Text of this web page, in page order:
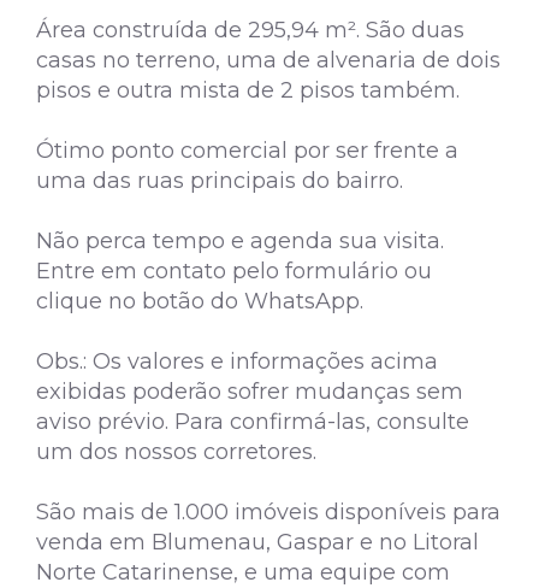
Área construída de 295,94 m². São duas
casas no terreno, uma de alvenaria de dois
pisos e outra mista de 2 pisos também.
Ótimo ponto comercial por ser frente a
uma das ruas principais do bairro.
Não perca tempo e agenda sua visita.
Entre em contato pelo formulário ou
clique no botão do WhatsApp.
Obs.: Os valores e informações acima
exibidas poderão sofrer mudanças sem
aviso prévio. Para confirmá-las, consulte
um dos nossos corretores.
São mais de 1.000 imóveis disponíveis para
venda em Blumenau, Gaspar e no Litoral
Norte Catarinense, e uma equipe com